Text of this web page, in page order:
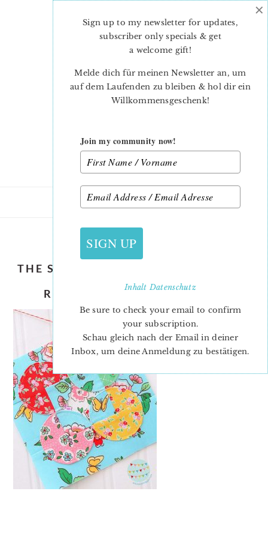
THE SPLENDID SAMPLER 2 AROUND
FOUR CORNERS
RACHAELDAISYBLOCK 10_2
Sign up to my newsletter for updates,
subscriber only specials & get
a welcome gift!
Melde dich für meinen Newsletter an, um
auf dem Laufenden zu bleiben & hol dir ein
Willkommensgeschenk!
Join my community now!
SIGN UP
InhaltDatenschutz
Be sure to check your email to confirm
your subscription.
Schau gleich nach der Email in deiner
Inbox, um deine Anmeldung zu bestätigen.
×